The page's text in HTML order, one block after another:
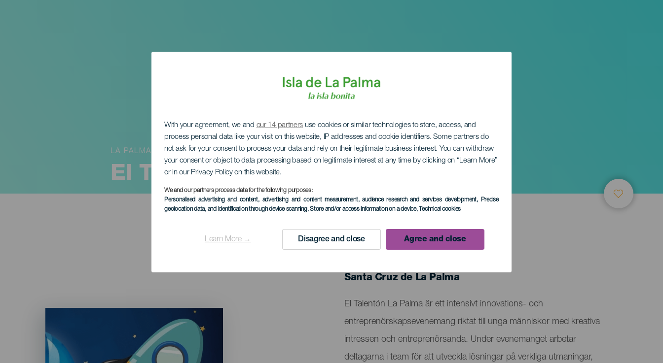
With your agreement, we and our 14 partners use cookies or similar technologies to store, access, and
process personal data like your visit on this website, IP addresses and cookie identifiers. Some partners do
not ask for your consent to process your data and rely on their legitimate business interest. You can withdraw
your consent or object to data processing based on legitimate interest at any time by clicking on “Learn More”
or in our Privacy Policy on this website.
We and our partners process data for the following purposes:
Personalised advertising and content, advertising and content measurement, audience research and services development, Precise
geolocation data, and identification through device scanning, Store and/or access information on a device, Technical cookies
Learn More → Disagree and close Agree and close
El Talentón
LA PALMA
EVENEMANGET HÅLLS
Localidad
Santa Cruz de La Palma
Descripción
del
evento
El Talentón La Palma är ett intensivt innovations- och
entreprenörskapsevenemang riktat till unga människor med kreativa
intressen och entreprenörsanda. Under evenemanget arbetar
deltagarna i team för att utveckla lösningar på verkliga utmaningar,